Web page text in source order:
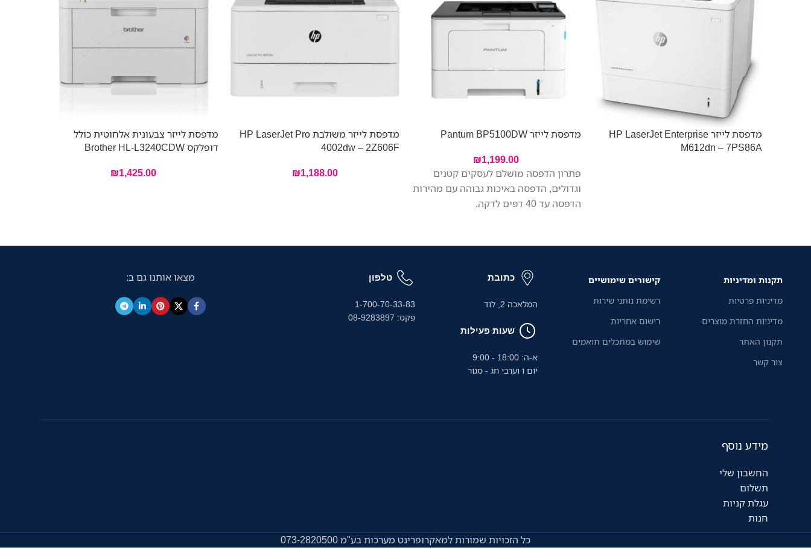
מדפסת לייזר HP LaserJet Enterprise
M612dn – 7PS86A
מדפסת לייזר Pantum BP5100DW
₪1,199.00
פתרון הדפסה מושלם לעסקים קטנים
וגדולים, הדפסה באיכות גבוהה עם מהירות
הדפסה עד 40 דפים לדקה.
מדפסת לייזר משולבת HP LaserJet Pro
4002dw – 2Z606F
₪1,188.00
מדפסת לייזר צבעונית אלחוטית כולל
דופלקס Brother HL-L3240CDW
₪1,425.00
תקנות ומדיניות
מדיניות פרטיות
מדיניות החזרת מוצרים
תקנון האתר
צור קשר
קישורים שימושיים
רשימת נותני שירות
רישום אחריות
שימוש במתכלים תואמים
כתובת
המלאכה 2, לוד
שעות פעילות
א-ה: 18:00 - 9:00
יום ו וערבי חג - סגור
טלפון
1-700-70-33-83
פקס: 08-9283897
מצאו אותנו גם ב:
מידע נוסף
החשבון שלי
תשלום
עגלת קניות
חנות
כל הזכויות שמורות למאקרופרינט מערכות בע"מ 073-2820500